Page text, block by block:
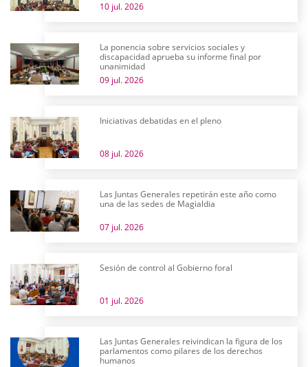
10 jul. 2026
La ponencia sobre servicios sociales y
discapacidad aprueba su informe final por
unanimidad
09 jul. 2026
Iniciativas debatidas en el pleno
08 jul. 2026
Las Juntas Generales repetirán este año como
una de las sedes de Magialdia
07 jul. 2026
Sesión de control al Gobierno foral
01 jul. 2026
Las Juntas Generales reivindican la figura de los
parlamentos como pilares de los derechos
humanos